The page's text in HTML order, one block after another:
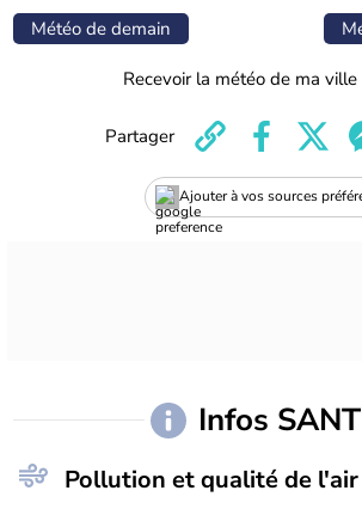
Météo de demain
Recevoir la météo de ma ville
Ajouter à vos sources
Partager
Infos
Pollution et qualité de l'air